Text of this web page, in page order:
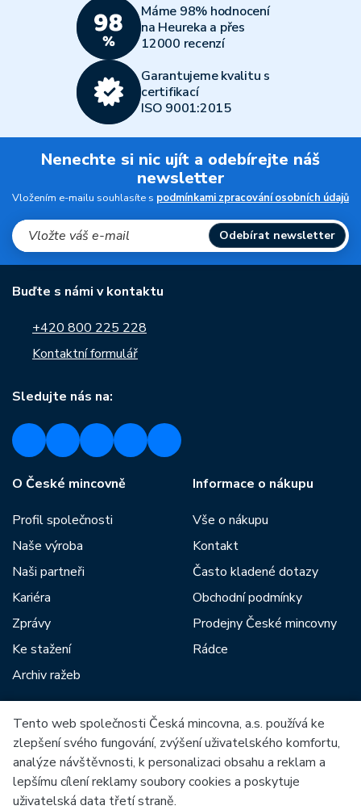
Máme 98% hodnocení
na Heureka a přes
12000 recenzí
Garantujeme kvalitu s
certifikací
ISO 9001:2015
Nenechte si nic ujít a odebírejte náš
newsletter
Vložením e-mailu souhlasíte s podmínkami zpracování osobních údajů
Odebírat newsletter
Buďte s námi v kontaktu
+420 800 225 228
Kontaktní formulář
Sledujte nás na:
O České mincovně
Profil společnosti
Naše výroba
Naši partneři
Kariéra
Zprávy
Ke stažení
Archiv ražeb
Informace o nákupu
Vše o nákupu
Kontakt
Často kladené dotazy
Obchodní podmínky
Prodejny České mincovny
Rádce
Mezi naše partnery patří:
Tento web společnosti Česká mincovna, a.s. používá ke
zlepšení svého fungování, zvýšení uživatelského komfortu,
analýze návštěvnosti, k personalizaci obsahu a reklam a
lepšímu cílení reklamy soubory cookies a poskytuje
uživatelská data třetí straně.